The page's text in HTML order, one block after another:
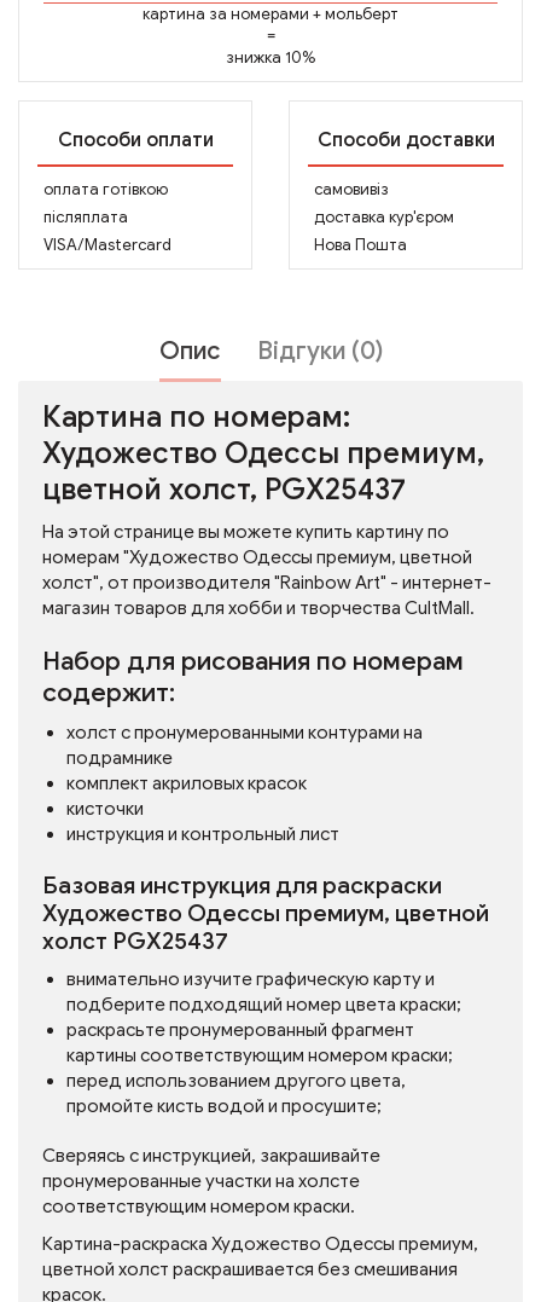
картина за номерами +мольберт
=
знижка 10%
Способи оплати
оплата готівкою
післяплата
VISA/Mastercard
Способи доставки
самовивіз
доставка кур'єром
Нова Пошта
Опис Відгуки (0)
Картина по номерам:
Художество Одессы премиум,
цветной холст, PGX25437
На этой странице вы можете купить картину по
номерам "Художество Одессы премиум, цветной
холст", от производителя "Rainbow Art" - интернет-
магазин товаров для хобби и творчества CultMall.
Набор для рисования по номерам
содержит:
холст с пронумерованными контурами на
подрамнике
комплект акриловых красок
кисточки
инструкция и контрольный лист
Базовая инструкция для раскраски
Художество Одессы премиум, цветной
холст PGX25437
внимательно изучите графическую карту и
подберите подходящий номер цвета краски;
раскрасьте пронумерованный фрагмент
картины соответствующим номером краски;
перед использованием другого цвета,
промойте кисть водой и просушите;
Сверяясь с инструкцией, закрашивайте
пронумерованные участки на холсте
соответствующим номером краски.
Картина-раскраска Художество Одессы премиум,
цветной холст раскрашивается без смешивания
красок.